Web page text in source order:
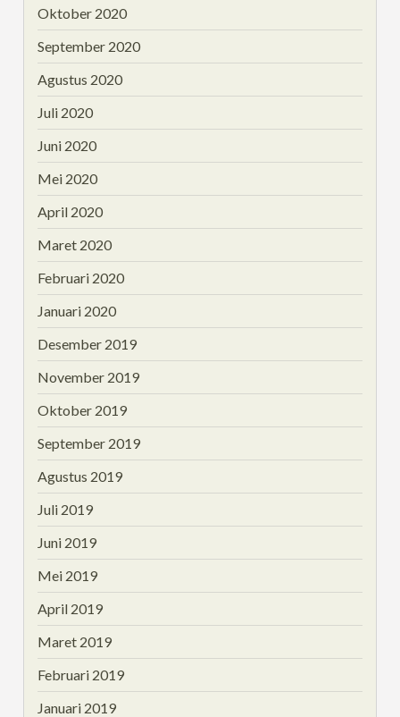
Oktober 2020
September 2020
Agustus 2020
Juli 2020
Juni 2020
Mei 2020
April 2020
Maret 2020
Februari 2020
Januari 2020
Desember 2019
November 2019
Oktober 2019
September 2019
Agustus 2019
Juli 2019
Juni 2019
Mei 2019
April 2019
Maret 2019
Februari 2019
Januari 2019